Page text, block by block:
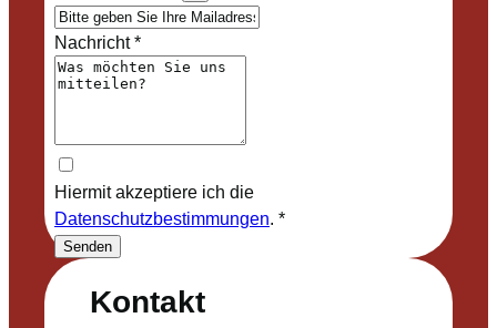
Kontakt
Nachricht*
Hiermit akzeptiere ich die
Datenschutzbestimmungen. *
Senden